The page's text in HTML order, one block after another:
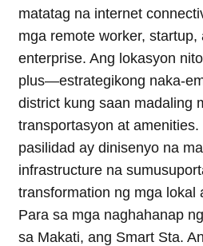
matatag na internet
mga remote worker, startup,
enterprise. Ang lokasyon
plus—estrategikong naka-
district kung saan madaling
transportasyon at
pasilidad ay dinisenyo na
infrastructure na
transformation ng mga lokal
Para sa mga naghahanap
sa Makati, ang Smart Sta.